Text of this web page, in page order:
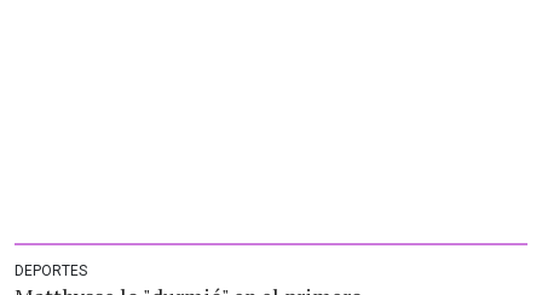
DEPORTES